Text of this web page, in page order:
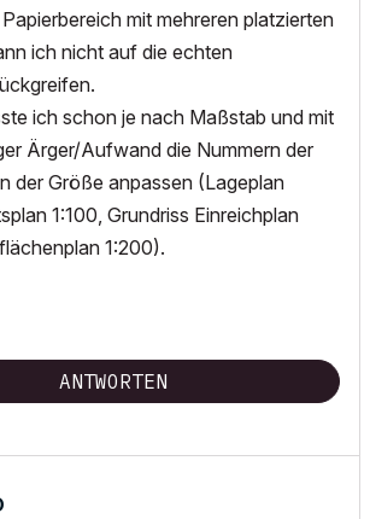
mit mehreren platzierten
ich nicht auf die echten
ich schon je nach Maßstab und mit
Ärger/Aufwand die Nummern der
der Größe anpassen (Lageplan
1:100, Grundriss Einreichplan
1:200).
ANTWORTEN